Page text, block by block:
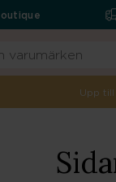
Upp